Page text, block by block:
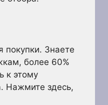
Знаете
более 60%
к этому
Нажмите здесь,